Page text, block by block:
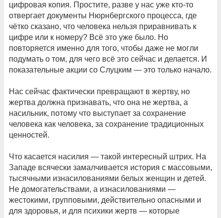
цифровая копия. Простите, разве у нас уже кто-то
отвергает документы Нюрнбергского процесса, где
чётко сказано, что человека нельзя приравнивать к
цифре или к номеру? Всё это уже было. Но
повторяется именно для того, чтобы даже не могли
подумать о том, для чего всё это сейчас и делается. И
показательные акции со Слуцким — это только начало.
Нас сейчас фактически превращают в жертву, но
жертва должна признавать, что она не жертва, а
насильник, потому что выступает за сохранение
человека как человека, за сохранение традиционных
ценностей.
Что касается насилия — такой интересный штрих. На
Западе всячески замалчивается история с массовыми,
тысячными изнасилованиями белых женщин и детей.
Не домогательствами, а изнасилованиями —
жестокими, групповыми, действительно опасными и
для здоровья, и для психики жертв — которые